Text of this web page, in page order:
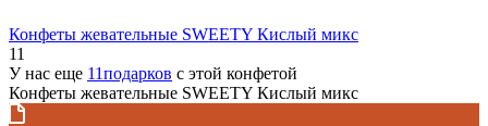
Конфеты жевательные SWEETY Кислый микс
11
У нас еще 11подарков с этой конфетой
Конфеты жевательные SWEETY Кислый микс